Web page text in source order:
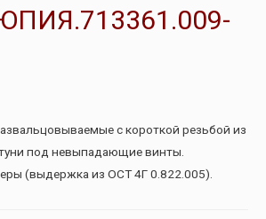
с короткой резьбой из
под невыпадающие винты.
(выдержка из ОСТ 4Г 0.822.005).